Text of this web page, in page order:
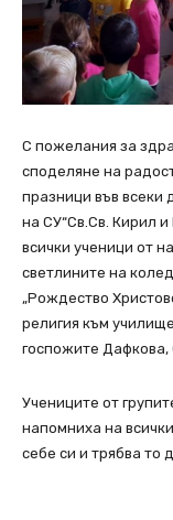
С пожелания за
споделяне на
празници във всеки
на СУ“Св.Св. Кирил
всички ученици от
светлините на
„Рождество
религия към
госпожите
Учениците от
напомниха на
себе си и трябва то